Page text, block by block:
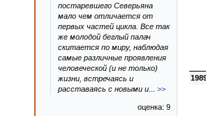
постаревшего Северьяна
мало чем отличается от
первых частей цикла. Все так
же молодой беглый палач
скитается по миру, наблюдая
самые различные проявления
человеческой (и не только)
жизни, встречаясь и
расставаясь с новыми и
>>
оценка: 9